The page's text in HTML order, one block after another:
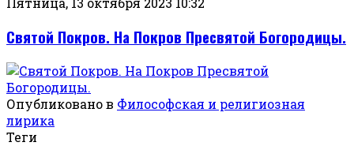
Святой Покров. На Покров Пресвятой Богородицы.
Опубликовано в Философская и религиозная
лирика
Теги